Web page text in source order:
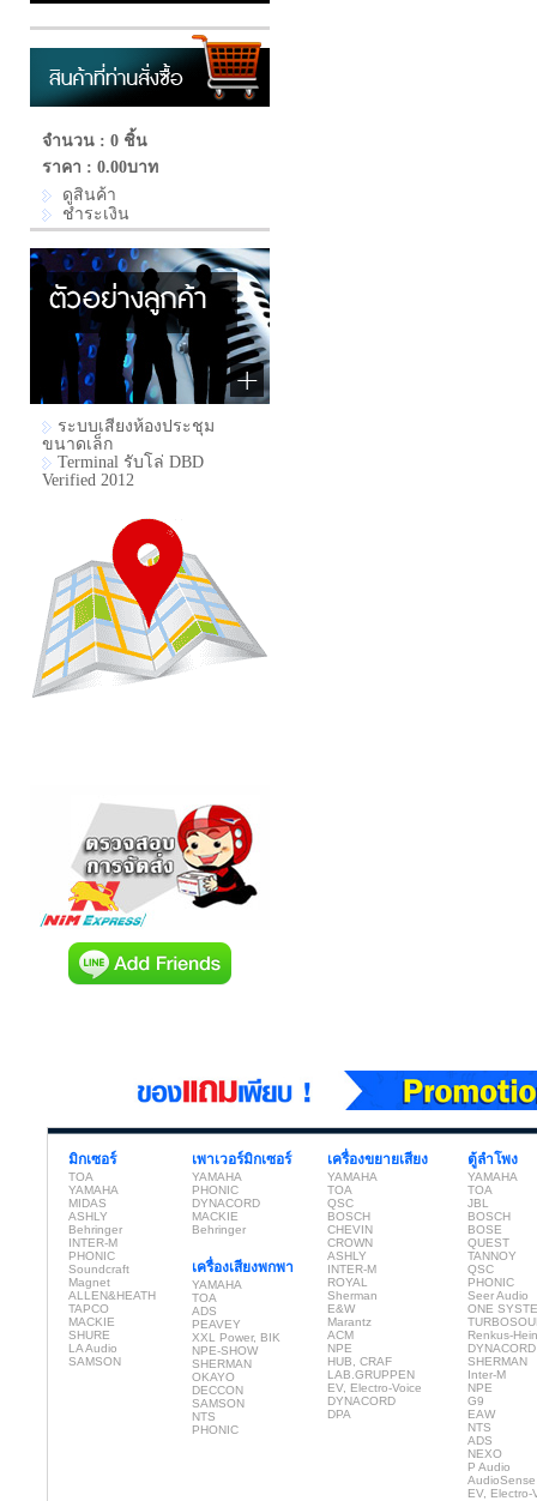
จำนวน : 0 ชิ้น
ราคา : 0.00บาท
ดูสินค้า
ชำระเงิน
ระบบเสียงห้องประชุม
ขนาดเล็ก
Terminal รับโล่ DBD
Verified 2012
มิกเซอร์
TOA
YAMAHA
MIDAS
ASHLY
Behringer
INTER-M
PHONIC
Soundcraft
Magnet
ALLEN&HEATH
TAPCO
MACKIE
SHURE
LA Audio
SAMSON
เพาเวอร์มิกเซอร์
YAMAHA
PHONIC
DYNACORD
MACKIE
Behringer
เครื่องเสียงพกพา
YAMAHA
TOA
ADS
PEAVEY
XXL Power, BIK
NPE-SHOW
SHERMAN
OKAYO
DECCON
SAMSON
NTS
PHONIC
เครื่องขยายเสียง
YAMAHA
TOA
QSC
BOSCH
CHEVIN
CROWN
ASHLY
INTER-M
ROYAL
Sherman
E&W
Marantz
ACM
NPE
HUB, CRAF
LAB.GRUPPEN
EV, Electro-Voice
DYNACORD
DPA
ตู้ลำโพง
YAMAHA
TOA
JBL
BOSCH
BOSE
QUEST
TANNOY
QSC
PHONIC
Seer Audio
ONE
Renkus-
DYNACORD
SHERMAN
Inter-M
NPE
G9
EAW
NTS
ADS
NEXO
P Audio
AudioSense
EV, Electro-